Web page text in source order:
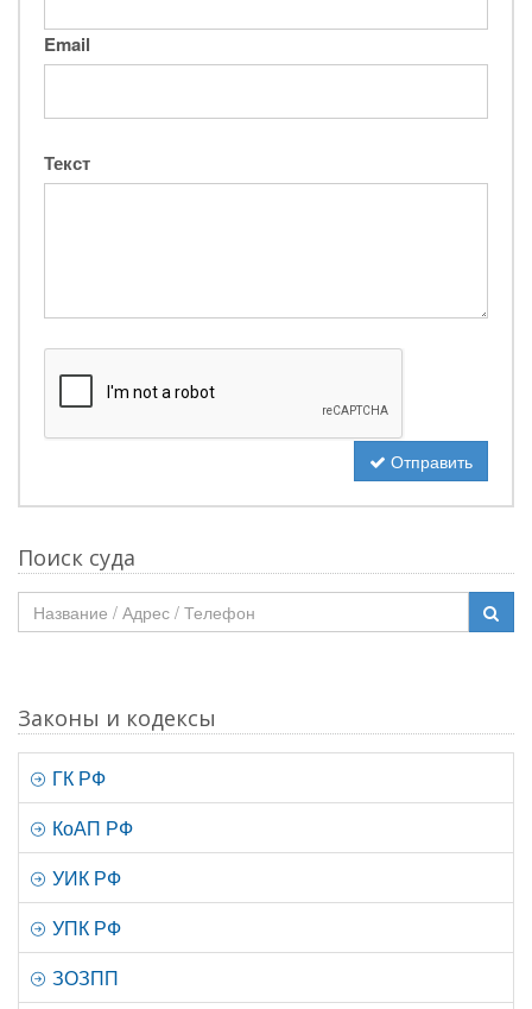
Email
Текст
Отправить
Поиск суда
Законы и кодексы
ГК РФ
КоАП РФ
УИК РФ
УПК РФ
ЗОЗПП